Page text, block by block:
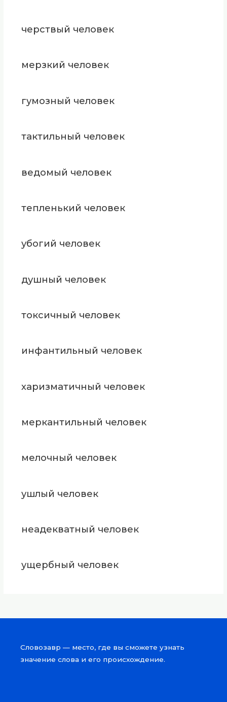
черствый человек
мерзкий человек
гумозный человек
тактильный человек
ведомый человек
тепленький человек
убогий человек
душный человек
токсичный человек
инфантильный человек
харизматичный человек
меркантильный человек
мелочный человек
ушлый человек
неадекватный человек
ущербный человек
Словозавр — место, где вы сможете узнать
значение слова и его происхождение.